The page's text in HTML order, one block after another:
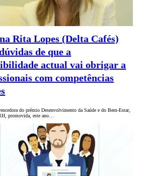
Rita Lopes (Delta Cafés)
de que a
actual vai obrigar a
com competências
do prémio Desenvolvimento da Saúde e do Bem-Estar,
promovida, este ano…